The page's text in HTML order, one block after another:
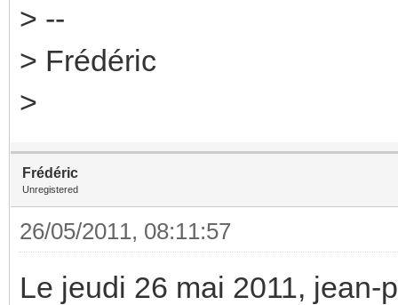
> --
> Frédéric
>
Frédéric
Unregistered
26/05/2011, 08:11:57
Le jeudi 26 mai 2011, jean-